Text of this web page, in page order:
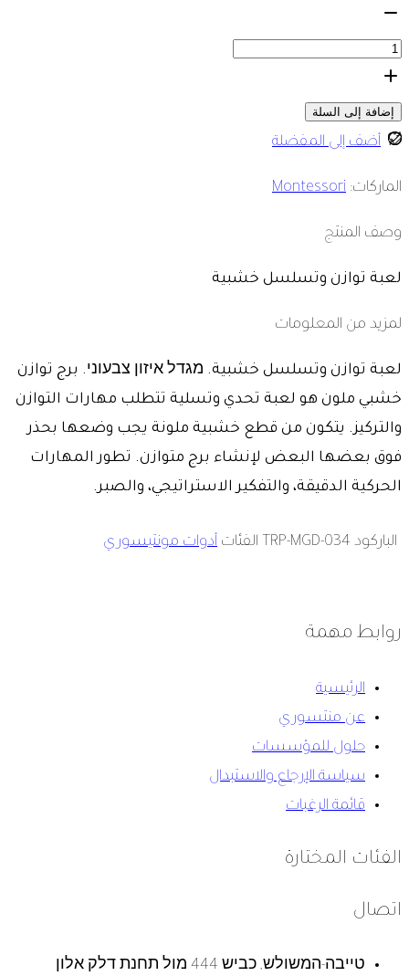
إضافة إلى السلة
أضف إلى المفضلة
الماركات: Montessori
وصف المنتج
لعبة توازن وتسلسل خشبية
لمزيد من المعلومات
لعبة توازن وتسلسل خشبية. מגדל איזון צבעוני. برج توازن
خشبي ملون هو لعبة تحدي وتسلية تتطلب مهارات التوازن
والتركيز. يتكون من قطع خشبية ملونة يجب وضعها بحذر
فوق بعضها البعض لإنشاء برج متوازن. تطور المهارات
الحركية الدقيقة، والتفكير الاستراتيجي، والصبر.
الباركود TRP-MGD-034 الفئات أدوات مونتيسوري
روابط مهمة
الرئيسية
عن منتسوري
حلول للمؤسسات
سياسة الإرجاع والاستبدال
قائمة الرغبات
الفئات المختارة
اتصال
טייבה-המשולש, כביש 444 מול תחנת דלק אלון